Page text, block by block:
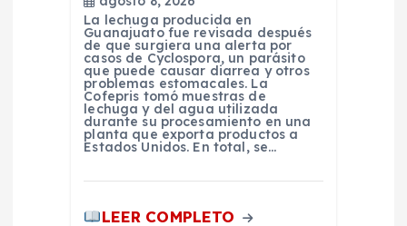
La lechuga producida en
Guanajuato fue revisada después
de que surgiera una alerta por
casos de Cyclospora, un parásito
que puede causar diarrea y otros
problemas estomacales. La
Cofepris tomó muestras de
lechuga y del agua utilizada
durante su procesamiento en una
planta que exporta productos a
Estados Unidos. En total, se…
LEER COMPLETO